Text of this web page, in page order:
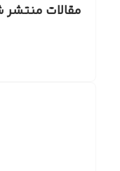
مقالات